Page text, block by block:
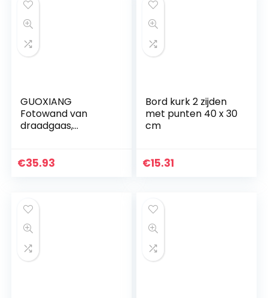
GUOXIANG
Fotowand van
draadgaas,
roosterrek,
hangende…
€35.93
Bord kurk 2 zijden
met punten 40 x 30
cm
€15.31